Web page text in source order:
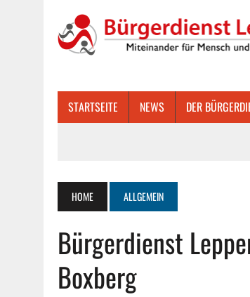
STARTSEITE NEWS DER
HOME ALLGEMEIN
Bürgerdienst
Boxberg